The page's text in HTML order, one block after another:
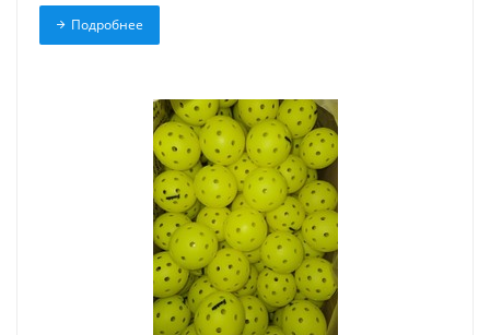
Подробнее